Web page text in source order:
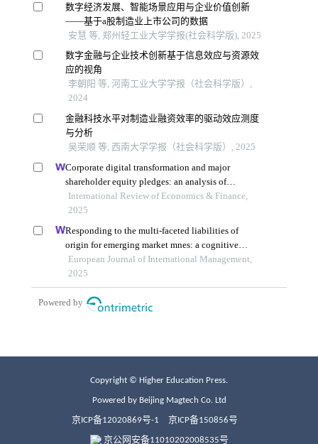
Copyright © Higher Education Press.
Powered by Beijing Magtech Co. Ltd
京ICP备12020869号-1 京ICP备150856号
京公网安备11010202008535号